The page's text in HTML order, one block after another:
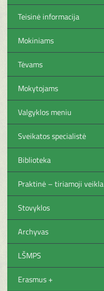
Teisinė informacija
Mokiniams
Tėvams
Mokytojams
Valgyklos meniu
Sveikatos specialistė
Biblioteka
Praktinė – tiriamoji veikla
Stovyklos
Archyvas
LŠMPS
Erasmus +